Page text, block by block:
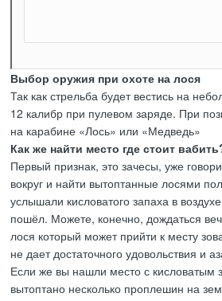
Выбор оружия при охоте на лося
Так как стрельба будет вестись на
12 калибр при пулевом заряде. При
на карабине «Лось» или «Медведь»
Как же найти место где стоит
Первый признак, это зачесы, уже
вокруг и найти вытоптанные лосями
услышали кисловатого запаха в
пошёл. Можете, конечно, дождаться
лося который может прийти к месту
не дает достаточного удовольствия и
Если же вы нашли место с кисловатым
вытоптано несколько проплешин на